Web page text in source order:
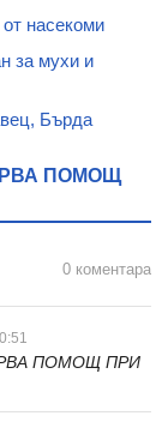
от насекоми
за мухи и
Бърда
ПОМОЩ
0 коментара
ПОМОЩ ПРИ